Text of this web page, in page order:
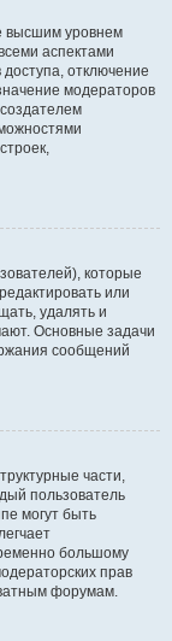
высшим уровнем
аспектами
отключение
модераторов
которые
или
удалять и
Основные задачи
сообщений
части,
пользователь
могут быть
большому
прав
форумам.